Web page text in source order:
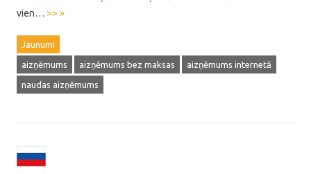
vien… >> »
Jaunumi
aizņēmums aizņēmums bez maksas aizņēmums internetā
naudas aizņēmums